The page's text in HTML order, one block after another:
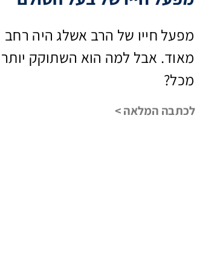
מפעל חייו של הרב אשלג היה רחב
מאוד. אבל למה הוא השתוקק יותר
מכל?
לכתבה המלאה >